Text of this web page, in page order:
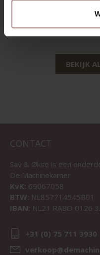
HOEKBANK
VANAF€ 1.159,00
BEKIJK
CONTACT
Sav & Økse is een
De Machinekamer
KvK: 69067058
BTW: NL857714545B01
IBAN: NL21 RABO 0126
+31 (0) 75 711 3930